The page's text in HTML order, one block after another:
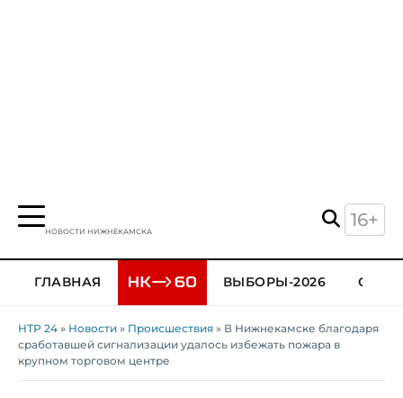
НОВОСТИ НИЖНЕКАМСКА
16+
ГЛАВНАЯ ВЫБОРЫ-2026
НТР 24 » Новости » Происшествия » В Нижнекамске благодаря
сработавшей сигнализации удалось избежать пожара в
крупном торговом центре